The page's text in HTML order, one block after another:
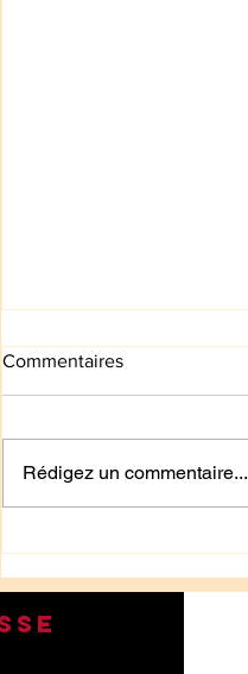
Commentaires
Rédigez un commentaire...